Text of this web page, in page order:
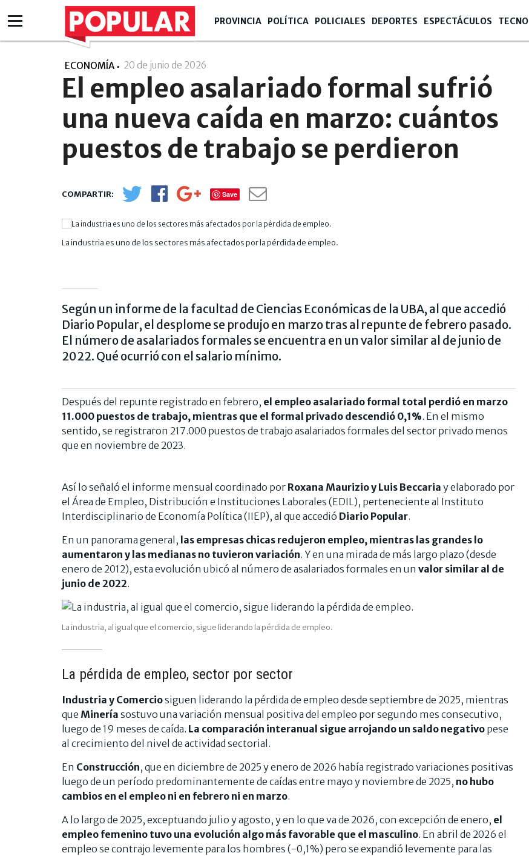
PROVINCIA POLÍTICA POLICIALES DEPORTES ESPECTÁCULOS TECNO
ECONOMÍA 20 de junio de 2026
El empleo asalariado formal sufrió
una nueva caída en marzo: cuántos
puestos de trabajo se perdieron
Save
La industria es uno de los sectores más afectados por la pérdida de empleo.
Según un informe de la facultad de Ciencias Económicas de la UBA, al que accedió
Diario Popular, el desplome se produjo en marzo tras al repunte de febrero pasado.
El número de asalariados formales se encuentra en un valor similar al de junio de
2022. Qué ocurrió con el salario mínimo.
Después del repunte registrado en febrero, el empleo asalariado formal total perdió en marzo
11.000 puestos de trabajo, mientras que el formal privado descendió 0,1%. En el mismo
sentido, se registraron 217.000 puestos de trabajo asalariados formales del sector privado menos
que en noviembre de 2023.
Así lo señaló el informe mensual coordinado por Roxana Maurizio y Luis Beccaria y elaborado por
el Área de Empleo, Distribución e Instituciones Laborales (EDIL), perteneciente al Instituto
Interdisciplinario de Economía Política (IIEP), al que accedió Diario Popular.
En un panorama general, las empresas chicas redujeron empleo, mientras las grandes lo
aumentaron y las medianas no tuvieron variación. Y en una mirada de más largo plazo (desde
enero de 2012), esta evolución ubicó al número de asalariados formales en un valor similar al de
junio de 2022.
La industria, al igual que el comercio, sigue liderando la pérdida de empleo.
La pérdida de empleo, sector por sector
Industria y Comerciosiguen liderando la pérdida de empleo desde septiembre de 2025, mientras
que Minería sostuvo una variación mensual positiva del empleo por segundo mes consecutivo,
luego de 19 meses de caída. La comparación interanual sigue arrojando un saldo negativo pese
al crecimiento del nivel de actividad sectorial.
En Construcción, que en diciembre de 2025 y enero de 2026 había registrado variaciones positivas
luego de un período predominantemente de caídas entre mayo y noviembre de 2025, no hubo
cambios en el empleo ni en febrero ni en marzo.
A lo largo de 2025, exceptuando julio y agosto, y en lo que va de 2026, con excepción de enero, el
empleo femenino tuvo una evolución algo más favorable que el masculino. En abril de 2026 el
empleo se contrajo levemente para los hombres (-0,1%) pero se expandió levemente para las